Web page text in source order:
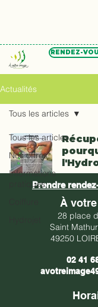
RENDEZ-
Actualités
Tous les articles
Nos offres
Informations
pratiques
Tous les articles
2 min de
Prendre
À
28 place
Saint
49250
02 41